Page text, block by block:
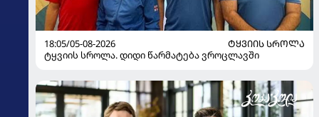
18:05/05-08-2026
ᲢᲧᲕᲘᲘᲡ ᲡᲠᲝᲚᲐ
ტყვიის სროლა. დიდი წარმატება ვროცლავში